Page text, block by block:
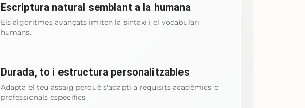
Escriptura natural semblant a la humana
Els algoritmes avançats imiten la sintaxi i el vocabulari
humans.
Durada, to i estructura personalitzables
Adapta el teu assaig perquè s'adapti a requisits acadèmics o
professionals específics.